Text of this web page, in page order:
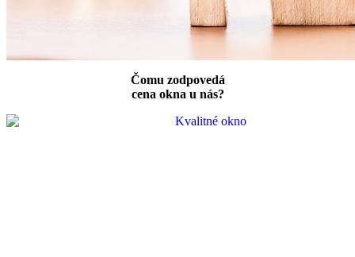
Čomu zodpovedá
cena okna u nás?